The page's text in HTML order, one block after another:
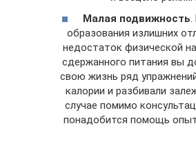
Малая подвижность.
образования излишних
недостаток физической
сдержанного питания вы
свою жизнь ряд
калории и разбивали
случае помимо
понадобится помощь